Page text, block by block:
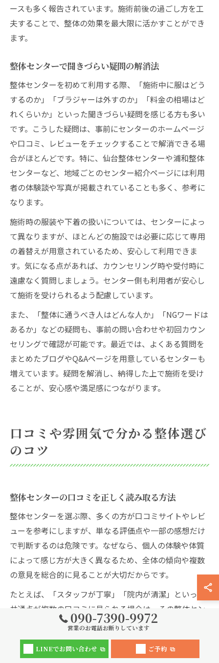
ースも多く報告されています。施術前後の過ごし方を工
夫することで、整体の効果を最大限に活かすことができ
ます。
整体センターで聞きづらい疑問の解消法
整体センターを初めて利用する際、「施術中に服はどう
するのか」「ブラジャーは外すのか」「料金の相場はど
れくらいか」といった聞きづらい疑問を感じる方も多い
です。こうした疑問は、事前にセンターのホームページ
や口コミ、レビューをチェックすることで解消できる場
合がほとんどです。特に、仙台整体センターや浦和整体
センターなど、地域ごとのセンター紹介ページには利用
者の体験談や写真が掲載されていることも多く、参考に
なります。
施術時の服装や下着の扱いについては、センターによっ
て異なりますが、ほとんどの施設では必要に応じて専用
の着替えが用意されているため、安心して利用できま
す。気になる点があれば、カウンセリング時や受付時に
遠慮なく質問しましょう。センター側も利用者が安心し
て施術を受けられるよう配慮しています。
また、「整体に通うべき人はどんな人か」「NGワードは
あるか」などの疑問も、事前の問い合わせや初回カウン
セリングで確認が可能です。最近では、よくある質問を
まとめたブログやQ&Aページを用意しているセンターも
増えています。疑問を解消し、納得した上で施術を受け
ることが、安心感や満足感につながります。
口コミや雰囲気で分かる整体選び
のコツ
整体センターの口コミを正しく読み取る方法
整体センターを選ぶ際、多くの方が口コミサイトやレビ
ューを参考にしますが、単なる評価点や一部の感想だけ
で判断するのは危険です。なぜなら、個人の体験や体質
によって感じ方が大きく異なるため、全体の傾向や複数
の意見を総合的に見ることが大切だからです。
たとえば、「スタッフが丁寧」「院内が清潔」といった
共通点が複数の口コミに見られる場合は、その整体セン
ターの強みを示しています。逆に「予約が取りづらい」
「説明が不十分」といった繰り返される指摘があれば、
改善点として認識しやすいでしょう。
090-7390-9972
営業のお電話お断りしています
LINEでお問い合わせ ご予約